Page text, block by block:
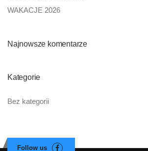
WAKACJE 2026
Najnowsze komentarze
Kategorie
Bez kategorii